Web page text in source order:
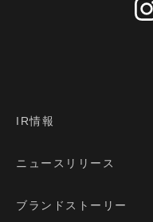
IR情報
ニュースリリース
ブランドストーリー